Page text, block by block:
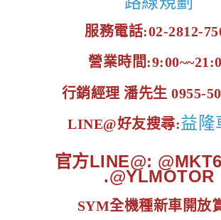
服務電話:02-2812-
營業時間
行銷經理 潘先生 0955-
LINE@好友搜尋:益隆
官方LINE@:
.@YLMOTOR
SYM全機種新車開放